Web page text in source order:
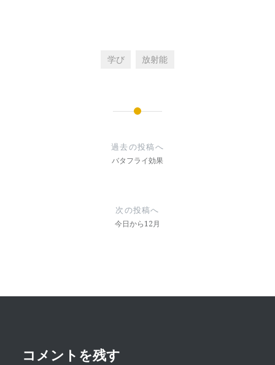
学び 放射能
ン
過去の投稿へ
バタフライ効果
次の投稿へ
今日から12月
コメントを残す